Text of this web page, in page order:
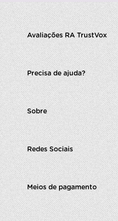
Avaliações RA TrustVox
Precisa de ajuda?
Sobre
Redes Sociais
Meios de pagamento